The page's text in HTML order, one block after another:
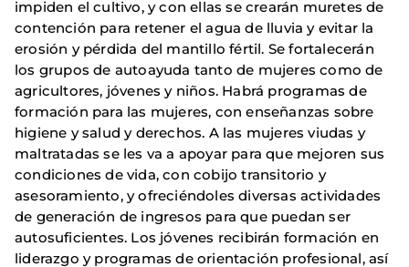
impiden el cultivo, y con ellas se crearán muretes de
contención para retener el agua de lluvia y evitar la
erosión y pérdida del mantillo fértil. Se fortalecerán
los grupos de autoayuda tanto de mujeres como de
agricultores, jóvenes y niños. Habrá programas de
formación para las mujeres, con enseñanzas sobre
higiene y salud y derechos. A las mujeres viudas y
maltratadas se les va a apoyar para que mejoren sus
condiciones de vida, con cobijo transitorio y
asesoramiento, y ofreciéndoles diversas actividades
de generación de ingresos para que puedan ser
autosuficientes. Los jóvenes recibirán formación en
liderazgo y programas de orientación profesional, así